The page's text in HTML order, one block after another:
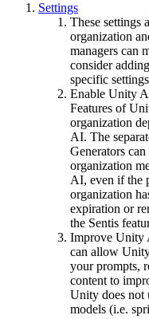
Settings
These settings
organization
managers can
consider
specific
Enable Unity
Features of
organization
AI. The
Generators
organization
AI, even if the
organization
expiration or
the Sentis
Improve Unity
can allow
your prompts,
content to
Unity does not
models (i.e.